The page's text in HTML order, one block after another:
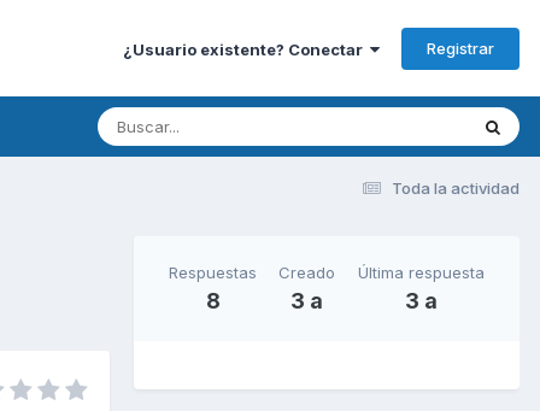
¿Usuario existente? Conectar Registrar
Toda la actividad
Respuestas
8
Creado
3 a
Última respuesta
3 a